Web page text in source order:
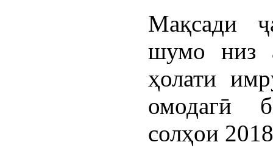
Мақсади
шумо низ
ҳолати
омодагӣ
солҳои